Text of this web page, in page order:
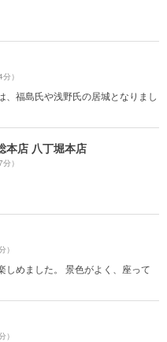
）
、福島氏や浅野氏の居城となりまし
本店 八丁堀本店
）
）
しめました。 景色がよく、座って
）